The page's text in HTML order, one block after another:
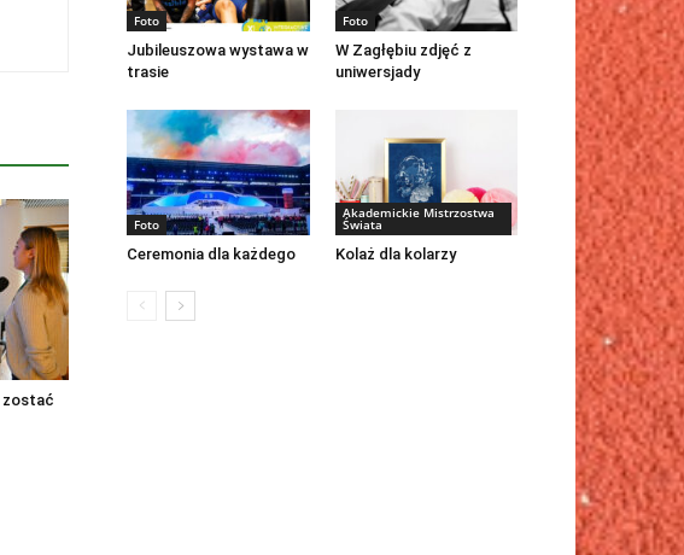
zostać
Foto
Jubileuszowa wystawa w
trasie
Foto
W Zagłębiu zdjęć z
uniwersjady
Foto
Ceremonia dla każdego
Akademickie Mistrzostwa
Świata
Kolaż dla kolarzy